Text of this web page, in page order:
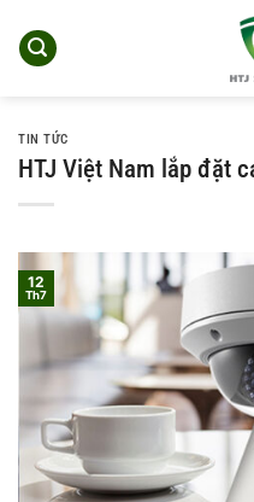
qua
TIN TỨC
HTJ Việt Nam lắp đặt
12
Th7